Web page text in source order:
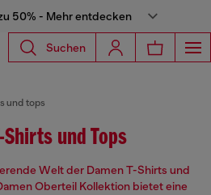
50% - Mehr entdecken
Suchen
und tops
Shirts und Tops
Welt der Damen T-Shirts und
Oberteil Kollektion bietet eine